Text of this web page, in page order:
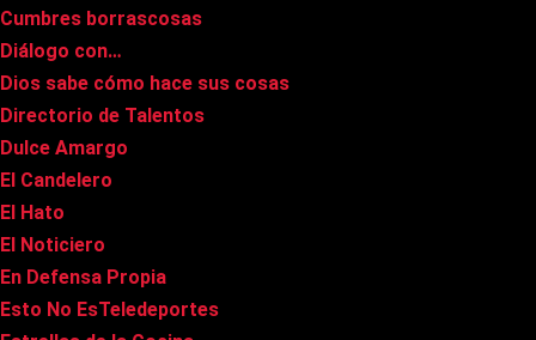
Cumbres borrascosas
Diálogo con…
Dios sabe cómo hace sus cosas
Directorio de Talentos
Dulce Amargo
El Candelero
El Hato
El Noticiero
En Defensa Propia
Esto No EsTeledeportes